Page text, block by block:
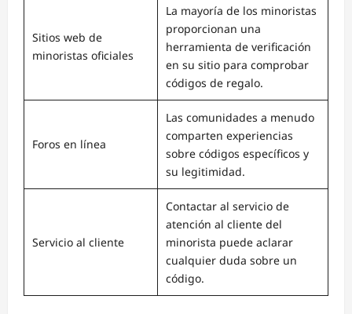
Sitios web de
minoristas oficiales
La mayoría de los minoristas
proporcionan una
herramienta de verificación
en su sitio para comprobar
códigos de regalo.
Foros en línea
Las comunidades a menudo
comparten experiencias
sobre códigos específicos y
su legitimidad.
Servicio al cliente
Contactar al servicio de
atención al cliente del
minorista puede aclarar
cualquier duda sobre un
código.